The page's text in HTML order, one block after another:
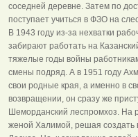
соседней деревне. Затем по
поступает учиться в ФЗО на
В 1943 году из-за нехватки
забирают работать на
тяжелые годы войны
смены подряд. А в 1951 году
свои родные края, а именно в
возвращении, он сразу же
Шеморданский леспромхоз. На
женой Халимой, решая создать